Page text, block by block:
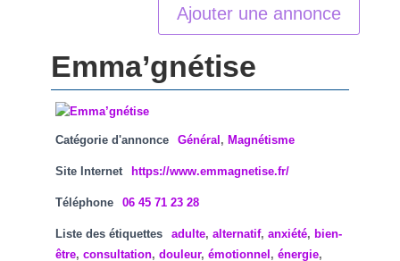
Ajouter une annonce
Emma’gnétise
Catégorie d'annonce Général , Magnétisme
Site Internet https://www.emmagnetise.fr/
Téléphone 06 45 71 23 28
Liste des étiquettes adulte, alternatif, anxiété, bien-
être, consultation, douleur, émotionnel , énergie,